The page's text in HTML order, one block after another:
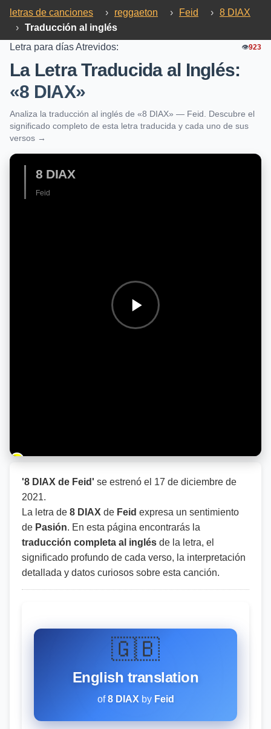
letras de canciones › reggaeton › Feid › 8 DIAX
› Traducción al inglés
Letra para días Atrevidos:
👁️923
La Letra Traducida al Inglés:
«8 DIAX»
Analiza la traducción al inglés de «8 DIAX» — Feid. Descubre el
significado completo de esta letra traducida y cada uno de sus
versos →
8 DIAX
Feid
Barra de progreso de la reproducción
'8 DIAX de Feid' se estrenó el 17 de diciembre de
2021.
La letra de 8 DIAX de Feid expresa un sentimiento
de Pasión. En esta página encontrarás la
traducción completa al inglés de la letra, el
significado profundo de cada verso, la interpretación
detallada y datos curiosos sobre esta canción.
🇬🇧
English translation
of8 DIAX by Feid